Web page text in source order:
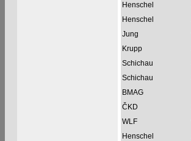
Henschel
Henschel
Jung
Krupp
Schichau
Schichau
BMAG
ČKD
WLF
Henschel